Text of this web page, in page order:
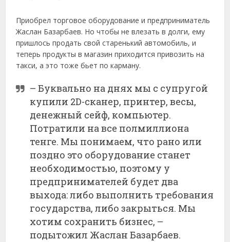
Приобрел торговое оборудование и предприниматель
Жаслан Базарбаев. Но чтобы не влезать в долги, ему
пришлось продать свой старенький автомобиль, и
теперь продукты в магазин приходится привозить на
такси, а это тоже бьет по карману.
– Буквально на днях мы с супругой
купили 2D-сканер, принтер, весы,
денежный сейф, компьютер.
Потратили на все полмиллиона
тенге. Мы понимаем, что рано или
поздно это оборудование станет
необходимостью, поэтому у
предпринимателей будет два
выхода: либо выполнить требования
государства, либо закрыться. Мы
хотим сохранить бизнес, –
подытожил Жаслан Базарбаев.